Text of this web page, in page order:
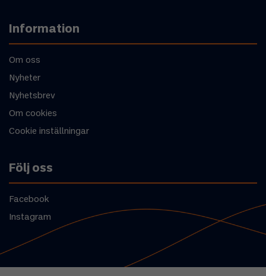
Information
Om oss
Nyheter
Nyhetsbrev
Om cookies
Cookie inställningar
Följ oss
Facebook
Instagram